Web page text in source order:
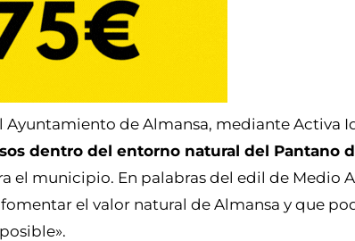
Ayuntamiento de Almansa, mediante Activa
dentro del entorno natural del Pantano
el municipio. En palabras del edil de Medio
el valor natural de Almansa y que